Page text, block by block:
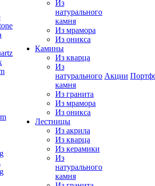
Из
натурального
камня
Из мрамора
Из оникса
Камины
Из кварца
Из
натурального
камня
Из гранита
Из мрамора
Из оникса
Лестницы
Из акрила
Из кварца
Из керамики
Из
натурального
камня
Акции